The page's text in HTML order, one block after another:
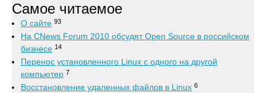
Самое читаемое
О сайте 93
На CNews Forum 2010 обсудят Open Source в российском
бизнесе 14
Перенос установленного Linux с одного на другой
компьютер 7
Восстановление удаленных файлов в Linux 6